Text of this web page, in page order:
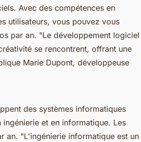
Avec des compétences en
utilisateurs, vous pouvez vous
par an. "Le développement logiciel
se rencontrent, offrant une
Marie Dupont, développeuse
des systèmes informatiques
et en informatique. Les
an. "L'ingénierie informatique est un